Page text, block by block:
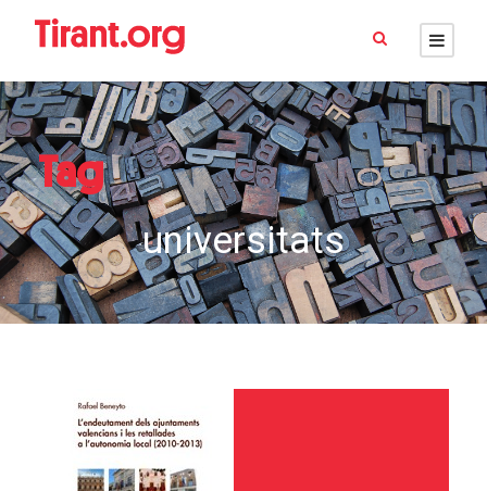
Tag
universitats